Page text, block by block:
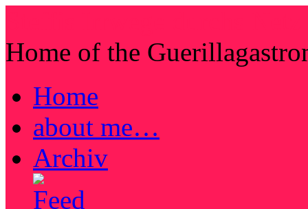
Home of the
Home
about me…
Archiv